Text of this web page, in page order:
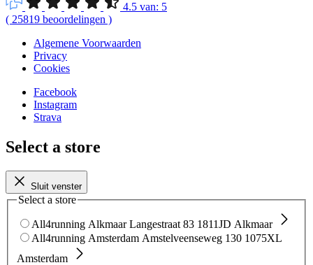
4.5 van: 5
( 25819 beoordelingen )
Algemene Voorwaarden
Privacy
Cookies
Facebook
Instagram
Strava
Select a store
Sluit venster
Select a store
All4running Alkmaar Langestraat 83 1811JD Alkmaar
All4running Amsterdam Amstelveenseweg 130 1075XL
Amsterdam